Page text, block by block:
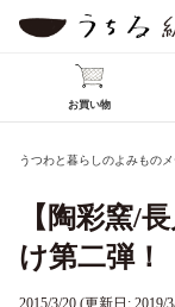
お買い物
うつわと暮らしのよみもの
【陶彩窯/
け第二弾！